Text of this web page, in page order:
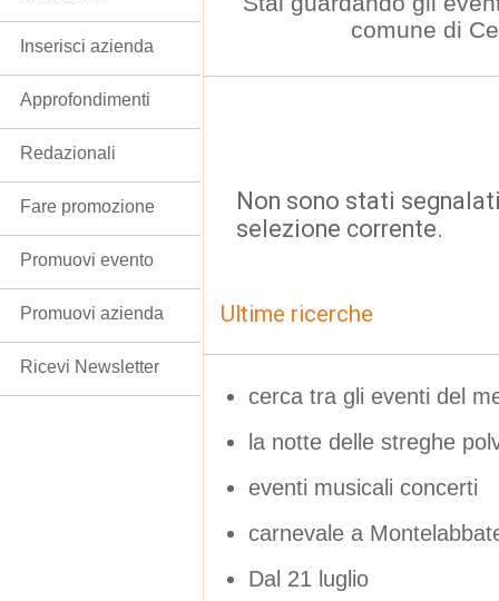
comune di
Non sono stati
selezione corrente.
Ultime ricerche
cerca tra gli eventi del
la notte delle streghe
eventi musicali concerti
carnevale a
Dal 21 luglio
Inserisci azienda
Approfondimenti
Redazionali
Fare promozione
Promuovi evento
Promuovi azienda
Ricevi Newsletter